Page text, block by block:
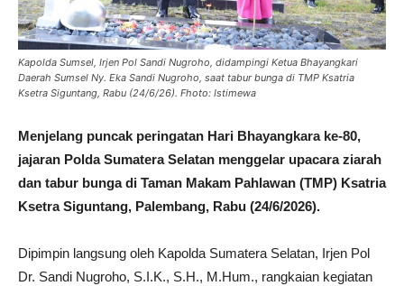
Kapolda Sumsel, Irjen Pol Sandi Nugroho, didampingi Ketua Bhayangkari
Daerah Sumsel Ny. Eka Sandi Nugroho, saat tabur bunga di TMP Ksatria
Ksetra Siguntang, Rabu (24/6/26). Fhoto: Istimewa
Menjelang puncak peringatan Hari Bhayangkara ke-80,
jajaran Polda Sumatera Selatan menggelar upacara ziarah
dan tabur bunga di Taman Makam Pahlawan (TMP) Ksatria
Ksetra Siguntang, Palembang, Rabu (24/6/2026).
Dipimpin langsung oleh Kapolda Sumatera Selatan, Irjen Pol
Dr. Sandi Nugroho, S.I.K., S.H., M.Hum., rangkaian kegiatan